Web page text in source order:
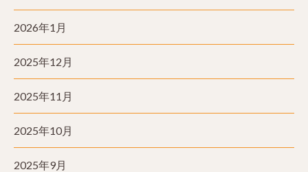
2026年1月
2025年12月
2025年11月
2025年10月
2025年9月